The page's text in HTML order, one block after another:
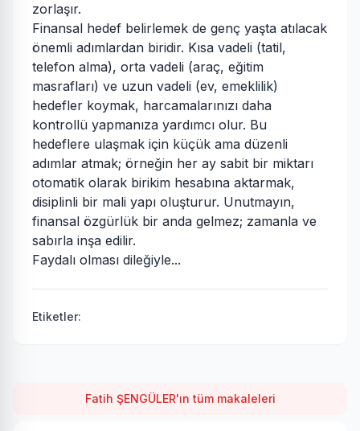
zorlaşır.
Finansal hedef belirlemek de genç yaşta atılacak
önemli adımlardan biridir. Kısa vadeli (tatil,
telefon alma), orta vadeli (araç, eğitim
masrafları) ve uzun vadeli (ev, emeklilik)
hedefler koymak, harcamalarınızı daha
kontrollü yapmanıza yardımcı olur. Bu
hedeflere ulaşmak için küçük ama düzenli
adımlar atmak; örneğin her ay sabit bir miktarı
otomatik olarak birikim hesabına aktarmak,
disiplinli bir mali yapı oluşturur. Unutmayın,
finansal özgürlük bir anda gelmez; zamanla ve
sabırla inşa edilir.
Faydalı olması dileğiyle...
Etiketler:
Fatih ŞENGÜLER'ın tüm makaleleri